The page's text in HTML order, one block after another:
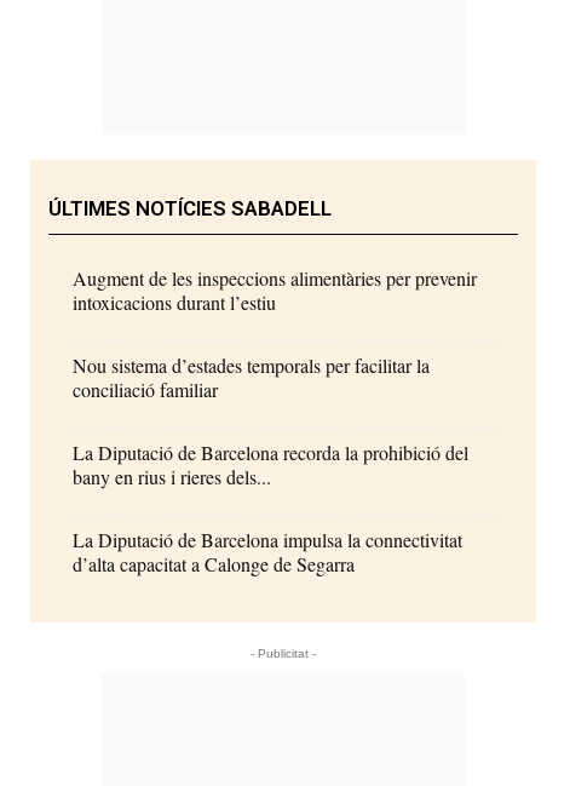
ÚLTIMES NOTÍCIES SABADELL
Augment de les inspeccions alimentàries per prevenir
intoxicacions durant l’estiu
Nou sistema d’estades temporals per facilitar la
conciliació familiar
La Diputació de Barcelona recorda la prohibició del
bany en rius i rieres dels...
La Diputació de Barcelona impulsa la connectivitat
d’alta capacitat a Calonge de Segarra
- Publicitat -